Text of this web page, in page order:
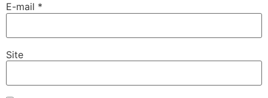
E-mail *
Site